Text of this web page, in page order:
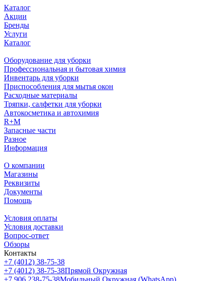
Каталог
Акции
Бренды
Услуги
Каталог
Оборудование для уборки
Профессиональная и бытовая химия
Инвентарь для уборки
Приспособления для мытья окон
Расходные материалы
Тряпки, салфетки для уборки
Автокосметика и автохимия
R+M
Запасные части
Разное
Информация
О компании
Магазины
Реквизиты
Документы
Помощь
Условия оплаты
Условия доставки
Вопрос-ответ
Обзоры
Контакты
+7 (4012) 38-75-38
+7 (4012) 38-75-38Прямой Окружная
+7 906 238-75-38Мобильный Окружная (WhatsApp)